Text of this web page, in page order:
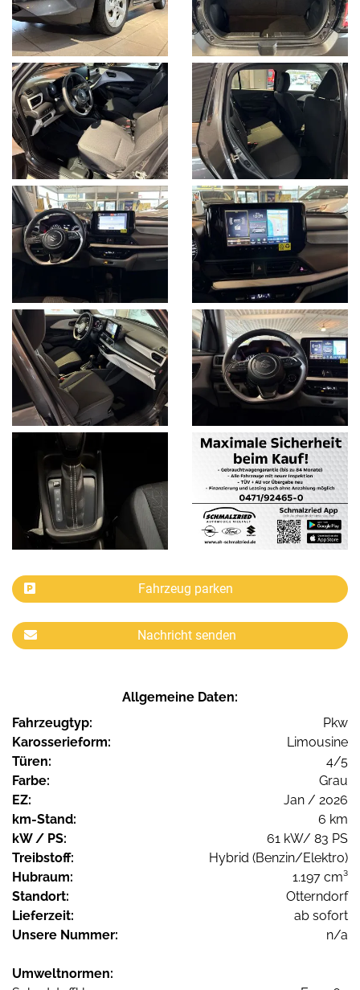
Fahrzeug parken
Nachricht senden
Allgemeine Daten:
Fahrzeugtyp:
Pkw
Karosserieform:
Limousine
Türen:
4/5
Farbe:
Grau
EZ:
Jan / 2026
km-Stand:
6 km
kW / PS:
61 kW/ 83 PS
Treibstoff:
Hybrid (Benzin/Elektro)
Hubraum:
1.197 cm³
Standort:
Otterndorf
Lieferzeit:
ab sofort
Unsere Nummer:
n/a
Umweltnormen: